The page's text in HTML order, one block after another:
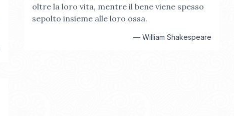
oltre la loro vita, mentre il bene viene spesso
sepolto insieme alle loro ossa.
— William Shakespeare